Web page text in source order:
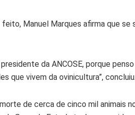
Manuel Marques afirma que se
da ANCOSE, porque
que vivem da ovinicultura”, concluiu.
de cerca de cinco mil animais